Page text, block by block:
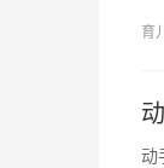
育
动